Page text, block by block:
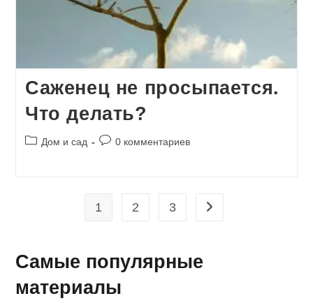
Саженец не просыпается.
Что делать?
РубрикаДом и сад
Комментарии
0 комментариев
1 2 3 Перейти на
Самые популярные
материалы